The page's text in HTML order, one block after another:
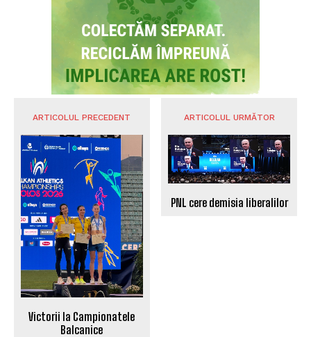
ARTICOLUL PRECEDENT
Victorii la Campionatele
Balcanice
ARTICOLUL URMĂTOR
PNL cere demisia liberalilor